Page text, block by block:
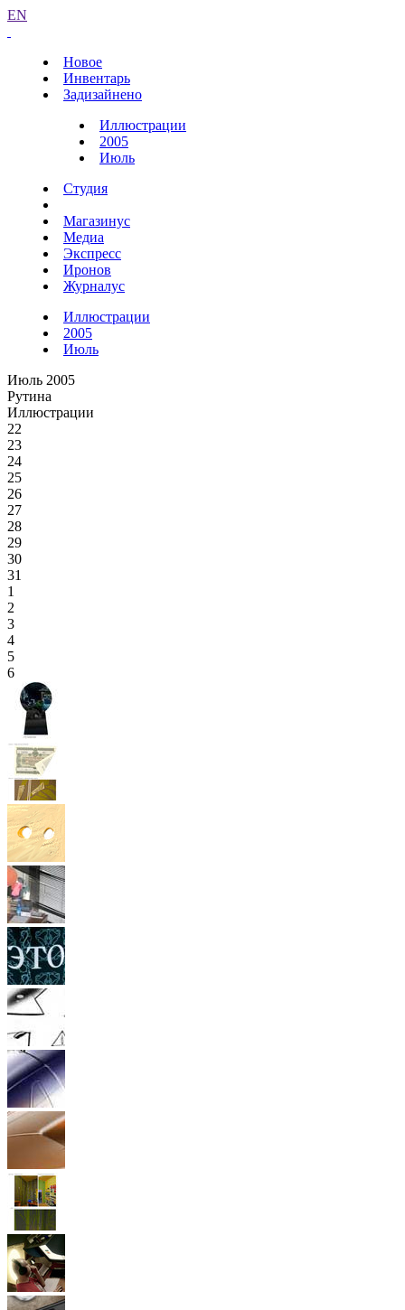
EN
Новое
Инвентарь
Задизайнено
Иллюстрации
2005
Июль
Студия
Магазинус
Медиа
Экспресс
Иронов
Журналус
Иллюстрации
2005
Июль
Июль 2005
Рутина
Иллюстрации
22
23
24
25
26
27
28
29
30
31
1
2
3
4
5
6